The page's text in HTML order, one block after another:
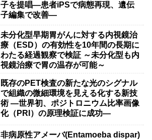
子を提唱―患者iPSで病態再現、遺伝
子編集で改善―
未分化型早期胃がんに対する内視鏡治
療（ESD）の有効性を10年間の長期に
わたる経過観察で検証 ～未分化型も内
視鏡治療で胃の温存が可能～
既存のPET検査の新たな光のシグナル
で組織の微細環境を見える化する新技
術 ―世界初、ポジトロニウム比率画像
化（PRI）の原理検証に成功―
非病原性アメーバ(Entamoeba dispar)